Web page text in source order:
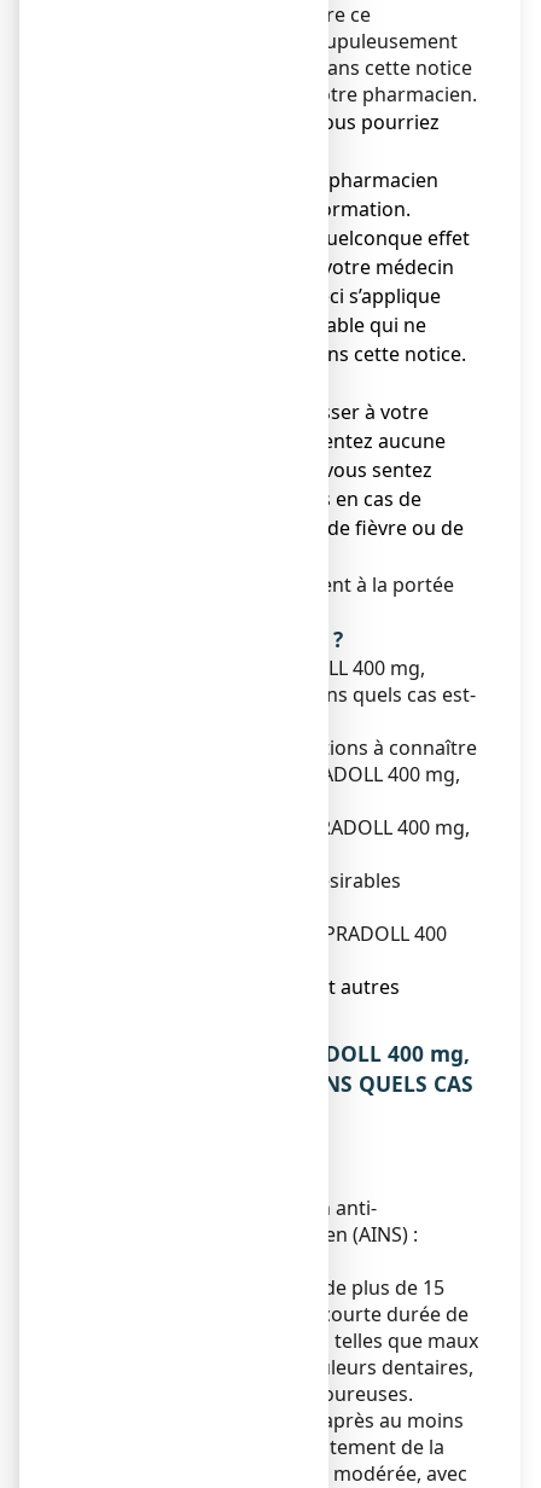
Vous devez toujours prendre ce
médicament en suivant scrupuleusement
les informations fournies dans cette notice
ou par votre médecin ou votre pharmacien.
● Gardez cette notice. Vous pourriez
● Adressez-vous à votre pharmacien
pour tout conseil ou information.
● Si vous ressentez un quelconque effet
indésirable, parlez-en à votre médecin
ou votre pharmacien. Ceci s’applique
aussi à tout effet indésirable qui ne
serait pas mentionné dans cette notice.
● Vous devez vous adresser à votre
médecin si vous ne ressentez aucune
amélioration ou si vous vous sentez
moins bien après 5 jours en cas de
douleurs, 3 jours en cas de fièvre ou de
Ne laissez pas ce médicament à la portée
Que contient cette notice ?
1. Qu'est-ce que IBUPRADOLL 400 mg,
comprimé pelliculé et dans quels cas est-
2. Quelles sont les informations à connaître
avant de prendre IBUPRADOLL 400 mg,
3. Comment prendre IBUPRADOLL 400 mg,
4. Quels sont les effets indésirables
5. Comment conserver IBUPRADOLL 400
6. Contenu de l’emballage et autres
1. QU’EST-CE QUE IBUPRADOLL 400 mg,
comprimé pelliculé ET DANS QUELS CAS
Ce médicament contient un anti-
inflammatoire non stéroïdien (AINS) :
Il est indiqué, chez l'adulte de plus de 15
ans, dans le traitement de courte durée de
la fièvre et/ou des douleurs telles que maux
de tête, états grippaux, douleurs dentaires,
courbatures et règles douloureuses.
Il est indiqué chez l’adulte, après au moins
un avis médical, dans le traitement de la
crise de migraine légère ou modérée, avec